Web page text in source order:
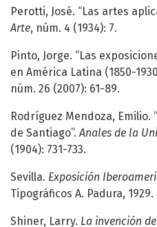
Perotti, José. “Las artes
Arte, núm. 4 (1934): 7.
Pinto, Jorge. “Las
en América Latina (1850-
núm. 26 (2007): 61-89.
Rodríguez Mendoza, Emilio.
de Santiago”.Anales de la
(1904): 731-733.
Sevilla. Exposición
Tipográficos A. Padura, 1929.
Shiner, Larry. La invención